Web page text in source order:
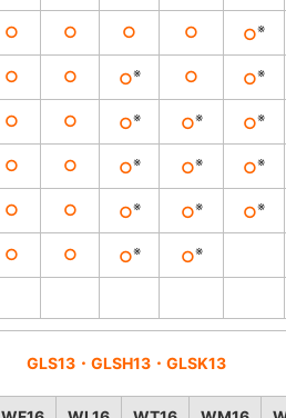
○ ○ ○ ○ ○※
○ ○ ○※ ○ ○※
○ ○ ○※ ○※ ○※
○ ○ ○※ ○※ ○※
○ ○ ○※ ○※ ○※
○ ○ ○※ ○※
GLS13・GLSH13・GLSK13